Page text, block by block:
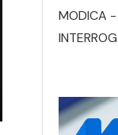
MODICA -